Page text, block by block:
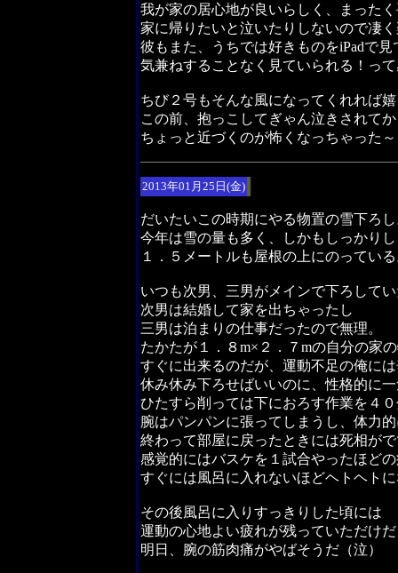
我が家の居心地が良いらしく、まった
家に帰りたいと泣いたりしないので凄
彼もまた、うちでは好きものをiPadで
気兼ねすることなく見ていられる！っ
ちび２号もそんな風になってくれれば
この前、抱っこしてぎゃん泣きされて
ちょっと近づくのが怖くなっちゃった
2013年01月25日(金)
だいたいこの時期にやる物置の雪下ろ
今年は雪の量も多く、しかもしっかり
１．５メートルも屋根の上にのってい
いつも次男、三男がメインで下ろして
次男は結婚して家を出ちゃったし
三男は泊まりの仕事だったので無理。
たかたが１．８m×２．７mの自分の家
すぐに出来るのだが、運動不足の俺に
休み休み下ろせばいいのに、性格的に
ひたすら削っては下におろす作業を４
腕はパンパンに張ってしまうし、体力
終わって部屋に戻ったときには死相が
感覚的にはバスケを１試合やったほど
すぐには風呂に入れないほどヘトヘト
その後風呂に入りすっきりした頃には
運動の心地よい疲れが残っていただけ
明日、腕の筋肉痛がやばそうだ（泣）